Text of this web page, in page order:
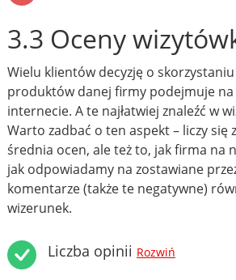
3.3 Oceny
Wielu klientów decyzję o skorzystaniu
produktów danej firmy podejmuje
internecie. A te najłatwiej znaleźć w
Warto zadbać o ten aspekt – liczy się
średnia ocen, ale też to, jak firma na
jak odpowiadamy na zostawiane
komentarze (także te negatywne)
wizerunek.
Liczba opinii Rozwiń